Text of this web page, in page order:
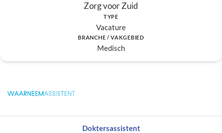
Zorg voor Zuid
TYPE
Vacature
BRANCHE / VAKGEBIED
Medisch
Doktersassistent